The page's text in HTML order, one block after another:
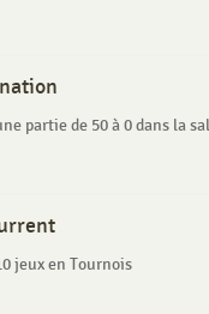
partie de 50 à 0 dans la
jeux en Tournois